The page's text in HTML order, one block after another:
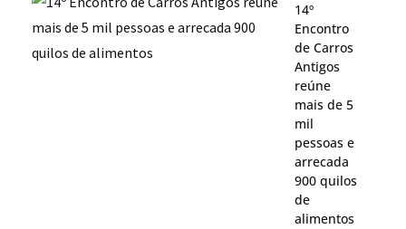
14º
Encontro
de Carros
Antigos
reúne
mais de 5
mil
pessoas e
arrecada
900 quilos
de
alimentos